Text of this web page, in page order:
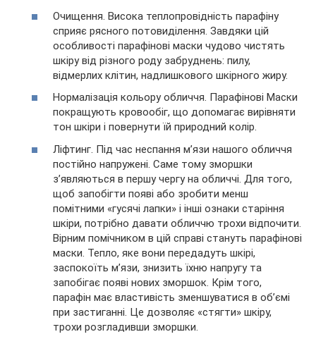
Очищення. Висока теплопровідність парафіну
сприяє рясного потовиділення. Завдяки цій
особливості парафінові маски чудово чистять
шкіру від різного роду забруднень: пилу,
відмерлих клітин, надлишкового шкірного жиру.
Нормалізація кольору обличчя. Парафінові Маски
покращують кровообіг, що допомагає вирівняти
тон шкіри і повернути їй природний колір.
Ліфтинг. Під час неспання м’язи нашого обличчя
постійно напружені. Саме тому зморшки
з’являються в першу чергу на обличчі. Для того,
щоб запобігти появі або зробити менш
помітними «гусячі лапки» і інші ознаки старіння
шкіри, потрібно давати обличчю трохи відпочити.
Вірним помічником в цій справі стануть парафінові
маски. Тепло, яке вони передадуть шкірі,
заспокоїть м’язи, знизить їхню напругу та
запобігає появі нових зморшок. Крім того,
парафін має властивість зменшуватися в об’ємі
при застиганні. Це дозволяє «стягти» шкіру,
трохи розгладивши зморшки.